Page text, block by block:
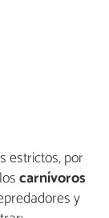
estrictos, por
carnívoros
y